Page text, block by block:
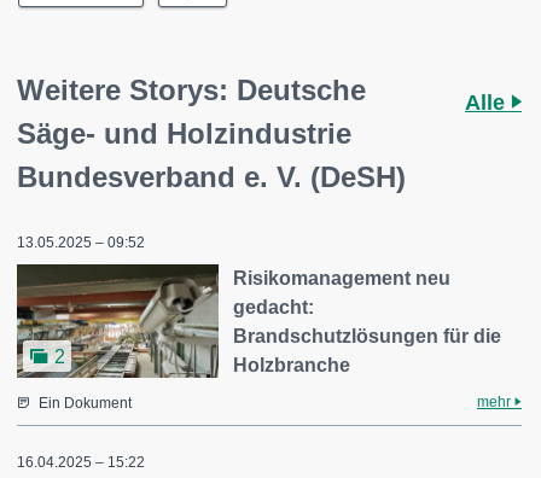
Weitere Storys: Deutsche
Säge- und Holzindustrie
Bundesverband e. V. (DeSH)
Alle
13.05.2025 – 09:52
2
Risikomanagement neu
gedacht:
Brandschutzlösungen für die
Holzbranche
Ein Dokument mehr
16.04.2025 – 15:22